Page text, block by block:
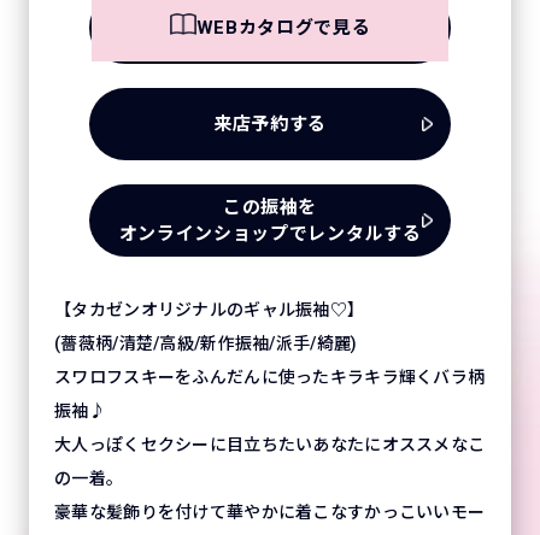
WEBカタログで見る
来店予約する
この振袖を
オンラインショップでレンタルする
【タカゼンオリジナルのギャル振袖♡】
(薔薇柄/清楚/高級/新作振袖/派手/綺麗)
スワロフスキーをふんだんに使ったキラキラ輝くバラ柄
振袖♪
大人っぽくセクシーに目立ちたいあなたにオススメなこ
の一着。
豪華な髪飾りを付けて華やかに着こなすかっこいいモー